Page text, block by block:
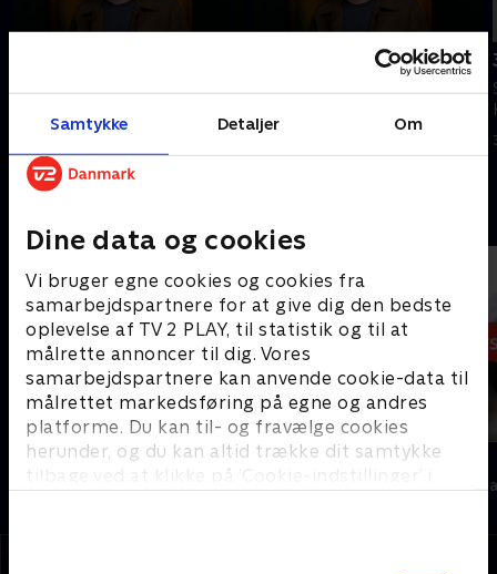
Samtykke Detaljer Om
Dine data og cookies
Vi bruger egne cookies og cookies fra
samarbejdspartnere for at give dig den bedste
oplevelse af TV 2 PLAY, til statistik og til at
målrette annoncer til dig. Vores
samarbejdspartnere kan anvende cookie-data til
målrettet markedsføring på egne og andres
platforme. Du kan til- og fravælge cookies
herunder, og du kan altid trække dit samtykke
tilbage ved at klikke på ’Cookie-indstillinger’ i
Kosmopol.
I går • 22 min
19 News
Nyheder
7 News
Nyheder &